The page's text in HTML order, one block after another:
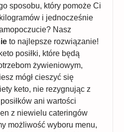
sposobu, który pomoże Ci
i jednocześnie
Nasz
to najlepsze rozwiązanie!
posiłki, które będą
żywieniowym,
mógł cieszyć się
keto, nie rezygnując z
ani wartości
z niewielu cateringów
możliwość wyboru menu,